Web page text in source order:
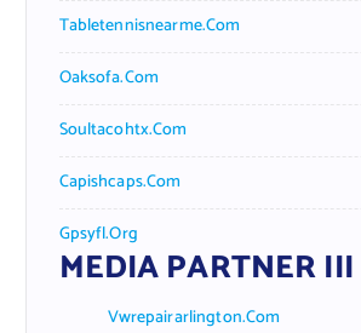
Tabletennisnearme.com
Oaksofa.com
Soultacohtx.com
Capishcaps.com
Gpsyfl.org
MEDIA PARTNER III
Vwrepairarlington.com